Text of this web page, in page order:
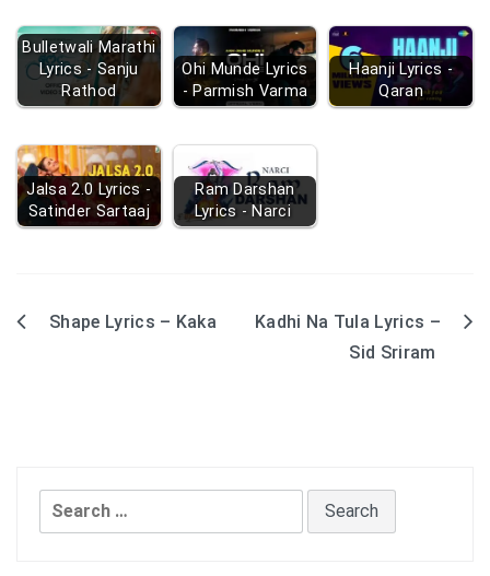
Bulletwali Marathi
Lyrics - Sanju
Rathod
Ohi Munde Lyrics
- Parmish Varma
Haanji Lyrics -
Qaran
Jalsa 2.0 Lyrics -
Satinder Sartaaj
Ram Darshan
Lyrics - Narci
PostShape Lyrics – Kaka
Kadhi Na Tula Lyrics –
Sid Sriram
Search
for: